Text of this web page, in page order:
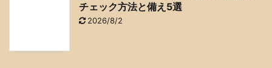
チェック方法と備え5選
2026/8/2